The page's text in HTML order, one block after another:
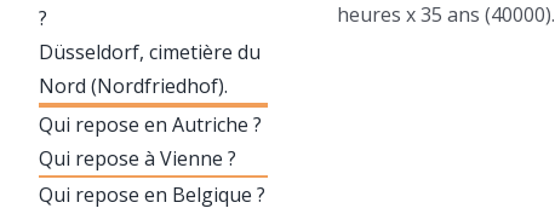
heures x 35 ans (40000).
?
Düsseldorf, cimetière du
Nord (Nordfriedhof).
Qui repose en Autriche ?
Qui repose à Vienne ?
Qui repose en Belgique ?